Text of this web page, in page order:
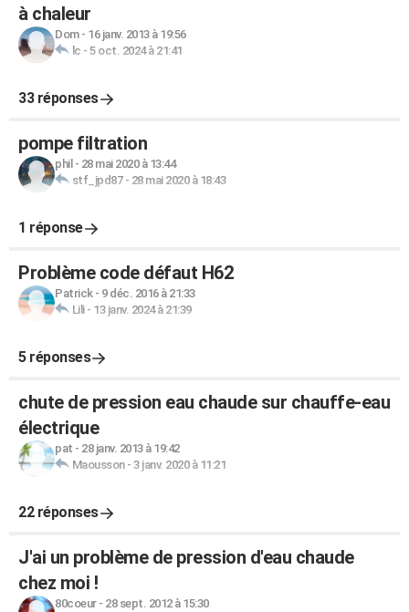
à chaleur
Dom- 16 janv. 2013 à 19:56
lc - 5 oct. 2024 à 21:41
33 réponses
pompe filtration
phil - 28 mai 2020 à 13:44
stf_jpd87- 28 mai 2020 à 18:43
1 réponse
Problème code défaut H62
Patrick- 9 déc. 2016 à 21:33
Lili- 13 janv. 2024 à 21:39
5 réponses
chute de pression eau chaude sur chauffe-eau
électrique
pat - 28 janv. 2013 à 19:42
Maousson- 3 janv. 2020 à 11:21
22 réponses
J'ai un problème de pression d'eau chaude
chez moi !
80coeur- 28 sept. 2012 à 15:30